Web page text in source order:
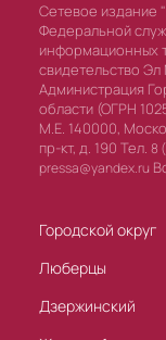
Сетевое издание
Федеральной
информационных
свидетельство
Администрация
области (ОГРН
М.Е. 140000,
пр-кт, д. 190 Тел. 8
pressa@yandex.ru
Городской округ
Люберцы
Дзержинский